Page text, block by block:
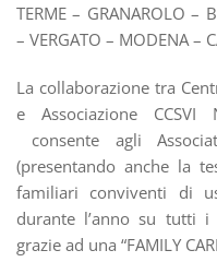
TERME – GRANAROLO –
– VERGATO – MODENA –
La collaborazione tra
e Associazione CCSVI
consente agli
(presentando anche la
familiari conviventi di
durante l’anno su tutti
grazie ad una “FAMILY